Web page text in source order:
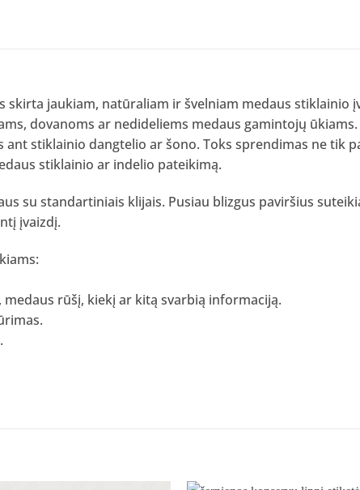
skirta jaukiam, natūraliam ir švelniam medaus stiklainio
dovanoms ar nedideliems medaus gamintojų ūkiams.
stiklainio dangtelio ar šono. Toks sprendimas ne tik
stiklainio ar indelio pateikimą.
su standartiniais klijais. Pusiau blizgus paviršius
įvaizdį.
rūšį, kiekį ar kitą svarbią informaciją.